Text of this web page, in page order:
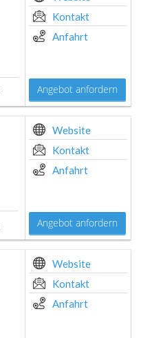
Kontakt
Anfahrt
Angebot anfordern
Website
Kontakt
Anfahrt
Angebot anfordern
Website
Kontakt
Anfahrt